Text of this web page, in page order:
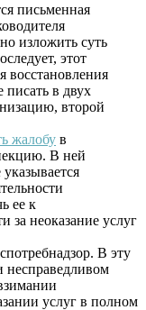
письменная
изложить суть
этот
восстановления
в двух
второй
жалобу в
В ней
указывается
ее к
за неоказание услуг
В эту
несправедливом
услуг в полном